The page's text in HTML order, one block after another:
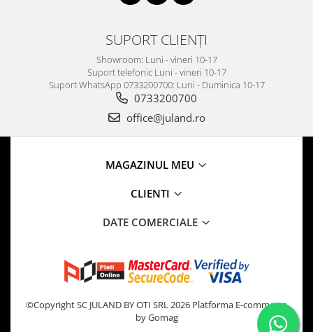
SUPORT CLIENȚI
Showroom: Luni - vineri 10-17
Suport telefonic Luni - vineri 10-17
Suport WhatsApp 0733200700: Luni - Duminica 10-17
0733200700
office@juland.ro
MAGAZINUL MEU
CLIENTI
DATE COMERCIALE
©Copyright SC JULAND BY OTI SRL 2026 Platforma E-commerce
by Gomag